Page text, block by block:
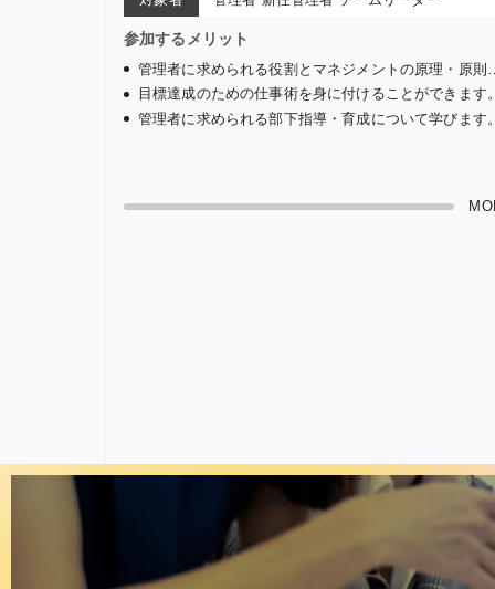
参加するメリット
管理者に求められる役割とマネジメントの原理・原則について学びます。
目標達成のための仕事術を身に付けることができます
管理者に求められる部下指導・育成について学びます